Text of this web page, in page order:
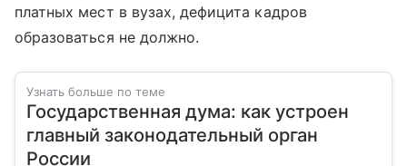
платных мест в вузах, дефицита кадров
образоваться не должно.
Узнать больше по теме
Государственная дума: как устроен
главный законодательный орган
России